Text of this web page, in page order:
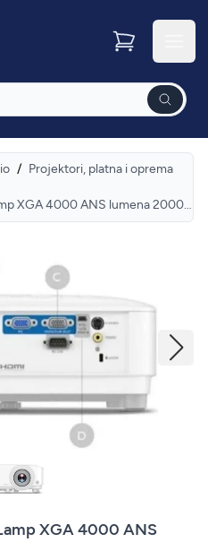
/ Projektori, platna i oprema
BENQ MX560 prenosivi Lamp XGA 4000 ANS lumena 20000:1 projektor
XGA 4000 ANS